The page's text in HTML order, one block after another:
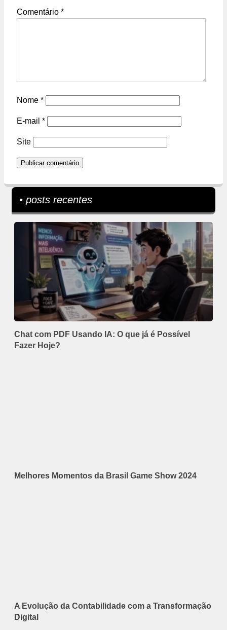
Comentário *
Nome *
E-mail *
Site
• posts recentes
Chat com PDF Usando IA: O que já é Possível
Fazer Hoje?
Melhores Momentos da Brasil Game Show 2024
A Evolução da Contabilidade com a Transformação
Digital